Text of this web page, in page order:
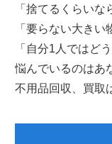
「捨てるくらいな
「要らない大きい
「自分1人ではど
悩んでいるのはあ
不用品回収、買取